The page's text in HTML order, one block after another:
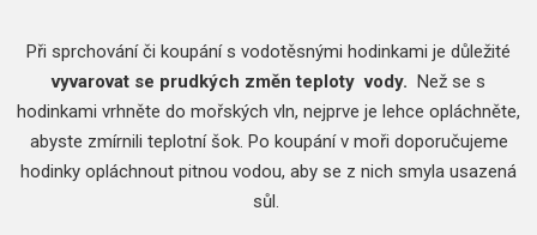
Při sprchování či koupání s vodotěsnými hodinkami je důležité
vyvarovat se prudkých změn teploty vody. Než se s
hodinkami vrhněte do mořských vln, nejprve je lehce opláchněte,
abyste zmírnili teplotní šok. Po koupání v moři doporučujeme
hodinky opláchnout pitnou vodou, aby se z nich smyla usazená
sůl.